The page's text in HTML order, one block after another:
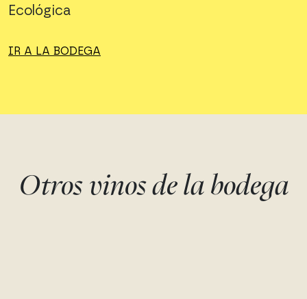
Ecológica
IR A LA BODEGA
Otros vinos de la bodega